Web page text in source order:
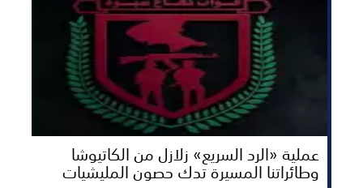
عملية «الرد السريع» زلازل من الكاتيوشا
وطائراتنا المسيرة تدك حصون المليشيات